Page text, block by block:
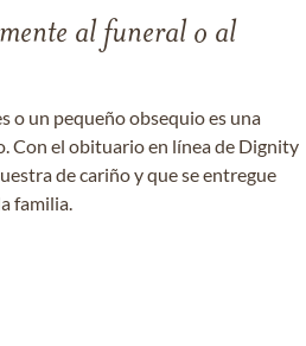
al funeral o al
o un pequeño obsequio es una
Con el obituario en línea de Dignity
de cariño y que se entregue
familia.